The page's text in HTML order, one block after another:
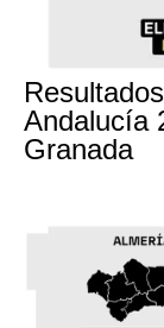
Andalucía
Granada